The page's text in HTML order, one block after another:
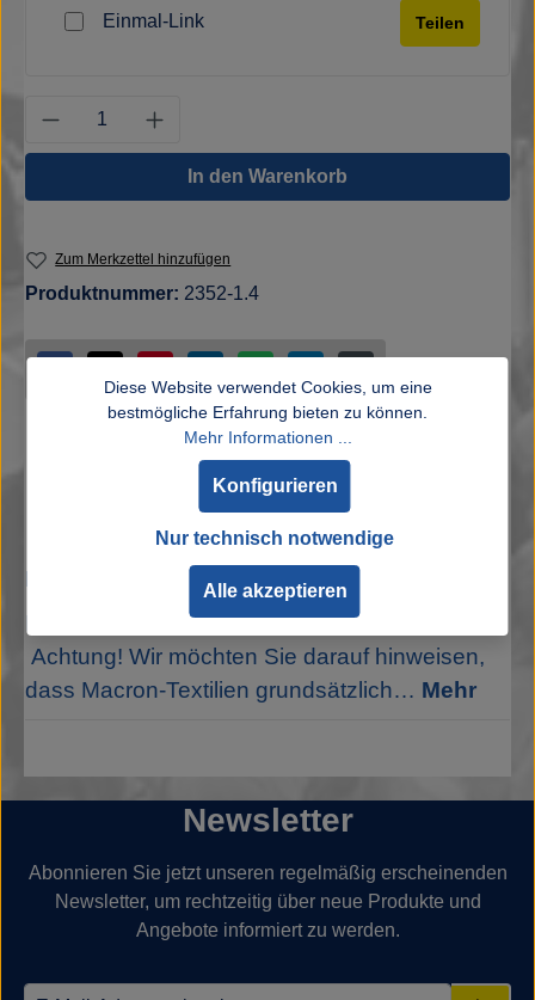
Einmal-Link Teilen
Produkt Anzahl: Gib den gewünschten
In den Warenkorb
Zum Merkzettel hinzufügen
Produktnummer: 2352-1.4
Beschreibung
Material: 100% Recyceltes Polyester (GRS)
Achtung! Wir möchten Sie darauf hinweisen,
dass Macron-Textilien grundsätzlich… Mehr
Newsletter
Abonnieren Sie jetzt unseren regelmäßig erscheinenden
Newsletter, um rechtzeitig über neue Produkte und
Angebote informiert zu werden.
Diese Website verwendet Cookies, um eine
bestmögliche Erfahrung bieten zu können.
Mehr Informationen ...
Nur technisch notwendige
Konfigurieren
Alle akzeptieren